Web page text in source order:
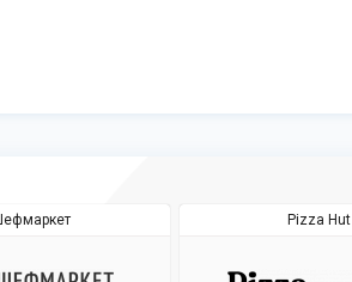
Pizza Hut